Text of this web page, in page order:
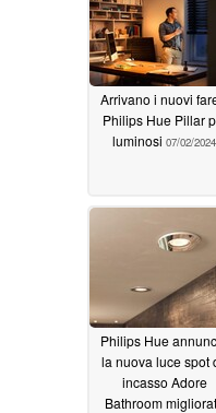
Arrivano i nuovi
Philips Hue Pillar
luminosi 07/02/2024
Philips Hue
la nuova luce spot
incasso Adore
Bathroom